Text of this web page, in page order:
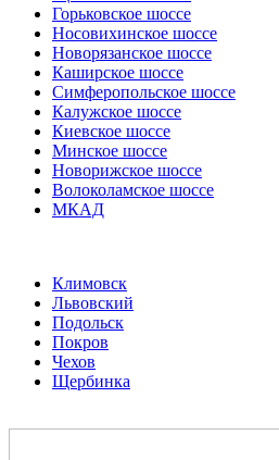
Горьковское шоссе
Носовихинское шоссе
Новорязанское шоссе
Каширское шоссе
Симферопольское шоссе
Калужское шоссе
Киевское шоссе
Минское шоссе
Новорижское шоссе
Волоколамское шоссе
МКАД
Климовск
Львовский
Подольск
Покров
Чехов
Щербинка